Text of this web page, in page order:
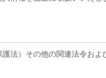
法）その他の関連法令およ